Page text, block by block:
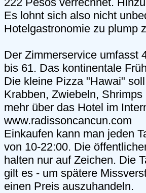
Es lohnt sich also nicht
Hotelgastronomie zu plump
Der Zimmerservice umfasst
bis 61. Das kontinentale
Die kleine Pizza "Hawai"
Krabben, Zwiebeln,
mehr über das Hotel im
www.radissoncancun.com
Einkaufen kann man jeden
von 10-22:00. Die
halten nur auf Zeichen. Die
gilt es - um spätere
einen Preis auszuhandeln.